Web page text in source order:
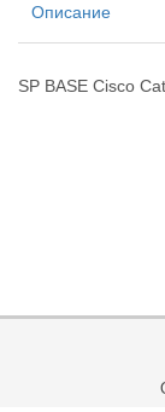
Описание
SP BASE Cisco